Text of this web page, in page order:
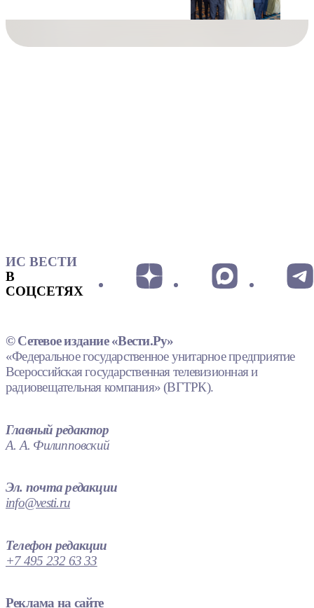
ИС ВЕСТИ
В
СОЦСЕТЯХ
© Сетевое издание «Вести.Ру»
«Федеральное государственное унитарное предприятие
Всероссийская государственная телевизионная и
радиовещательная компания» (ВГТРК).
Главный редактор
А. А. Филипповский
Эл. почта редакции
info@vesti.ru
Телефон редакции
+7 495 232 63 33
Реклама на сайте